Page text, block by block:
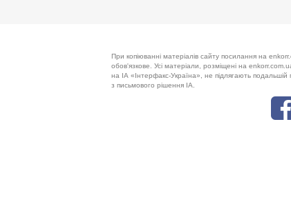
При копіюванні матеріалів сайту посилання на
обов'язкове. Усі матеріали, розміщені на
на ІА «Інтерфакс-Україна», не підлягають подальшій
з письмового рішення ІА.